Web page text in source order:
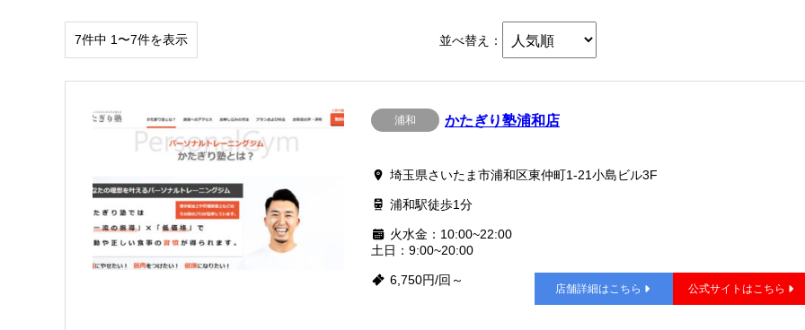
7件中 1〜7件を表示 並べ替え：
浦和 かたぎり塾浦和店
埼玉県さいたま市浦和区東仲町1-21小島ビル3F
浦和駅徒歩1分
火水金：10:00~22:00
土日：9:00~20:00
6,750円/回～
店舗詳細はこちら 公式サイトはこちら